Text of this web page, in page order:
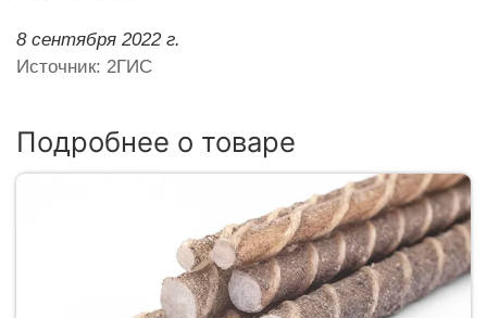
8 сентября 2022 г.
Источник: 2ГИС
Подробнее о товаре